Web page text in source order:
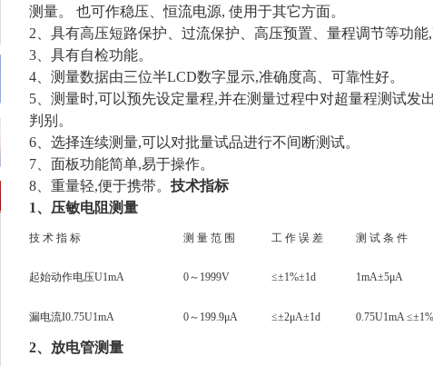
测量。 也可作稳压、恒流电源, 使用于其它方面。
2、具有高压短路保护、过流保护、高压预置、量程调节等功能,
3、具有自检功能。
4、测量数据由三位半LCD数字显示,准确度高、可靠性好。
5、测量时,可以预先设定量程,并在测量过程中对超量程测试发
判别。
6、选择连续测量,可以对批量试品进行不间断测试。
7、面板功能简单,易于操作。
8、重量轻,便于携带。 技术指标
1、压敏电阻测量
技 术 指 标 测 量 范 围 工 作 误 差 测 试 条 件
起始动作电压U1mA 0～1999V ≤±1%±1d 1mA±5μA
漏电流I0.75U1mA 0～199.9μA ≤±2μA±1d 0.75U1mA
2、放电管测量